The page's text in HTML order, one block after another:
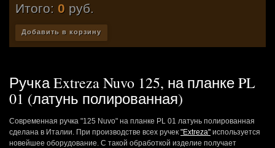
Итого: 0 руб.
Добавить в корзину
Ручка Extreza Nuvo 125, на планке PL
01 (латунь полированная)
Современная ручка "125 Nuvo" на планке PL 01 латунь полированная
сделана в Италии. При производстве всех ручек "Extreza" используется
новейшее оборудование. С такой обработкой изделие получает